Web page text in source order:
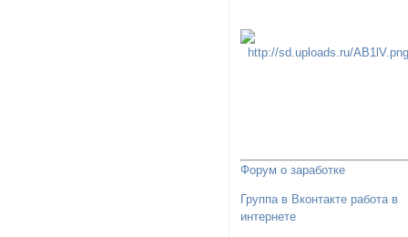
Форум о заработке
Группа в Вконтакте работа в
интернете